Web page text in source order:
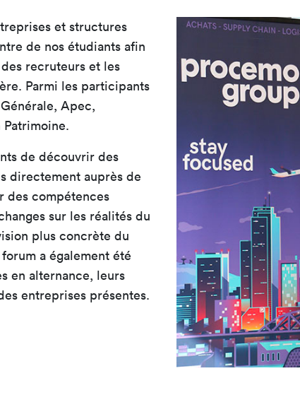
et structures
de nos étudiants afin
recruteurs et les
Parmi les participants
Apec,
de découvrir des
directement auprès de
des compétences
sur les réalités du
plus concrète du
a également été
en alternance, leurs
entreprises présentes.